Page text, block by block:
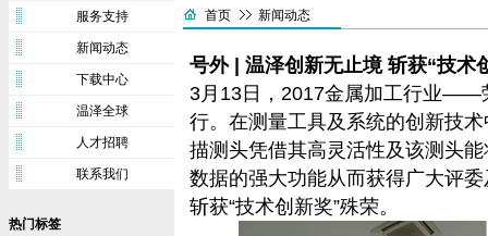
服务支持
新闻动态
下载中心
温泽全球
人才招聘
联系我们
热门标签
首页 新闻动态
号外 | 温泽创新无止境 斩获“技术
3月13日，2017金属加工行业——
行。在测量工具及系统的创新技
描测头凭借其高灵活性及该测头
数据的强大功能从而获得广大评
斩获“技术创新奖”殊荣。